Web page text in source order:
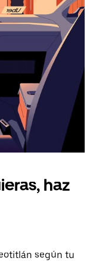
haz
según tu